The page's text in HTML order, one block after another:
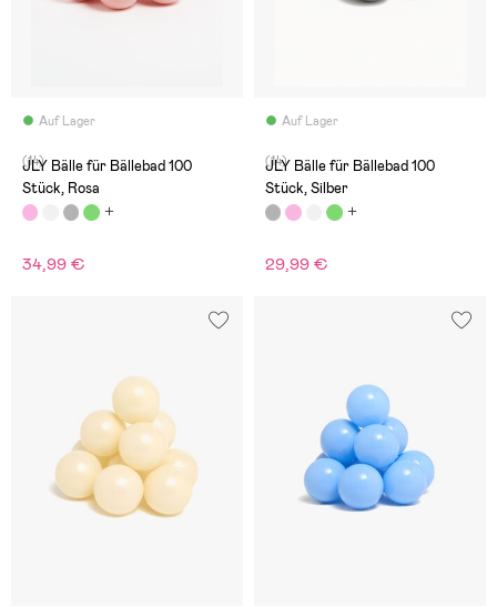
Auf Lager
(14)
JLY Bälle für Bällebad 100
Stück, Rosa
34,99 €
Auf Lager
(14)
JLY Bälle für Bällebad 100
Stück, Silber
29,99 €